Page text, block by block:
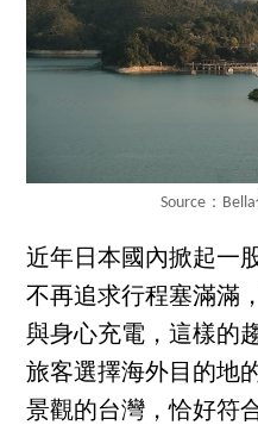
Source：
近年日本國內掀起一
不再追求行程塞滿滿
與身心充電，這樣的
旅客選擇海外目的地
景觀的台灣，恰好符